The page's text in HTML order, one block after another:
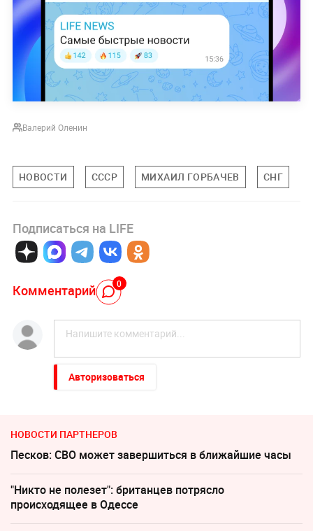
Валерий Оленин
НОВОСТИ СССР МИХАИЛ ГОРБАЧЕВ СНГ
Подписаться на LIFE
Комментарий 0
Авторизоваться
НОВОСТИ ПАРТНЕРОВ
Песков: СВО может завершиться в ближайшие часы
"Никто не полезет": британцев потрясло
происходящее в Одессе